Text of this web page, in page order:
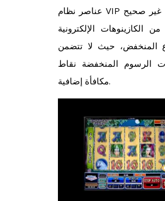
عناصر نظام VIP مميزة. هذا غير صحيح
الكازينوهات الإلكترونية
المنخفض، حيث لا تتضمن
الرسوم المنخفضة نقاط
مكافأة إضافية.